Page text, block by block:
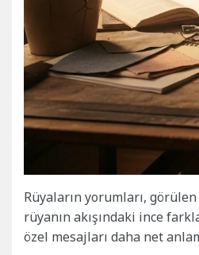
Rüyaların yorumları,
rüyanın akışındaki ince
özel mesajları daha net